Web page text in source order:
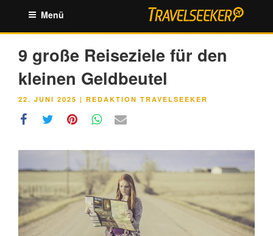
springen
Menü
9 große Reiseziele für den
kleinen Geldbeutel
VERÖFFENTLICHT
22. JUNI 2025 | REDAKTION TRAVELSEEKER